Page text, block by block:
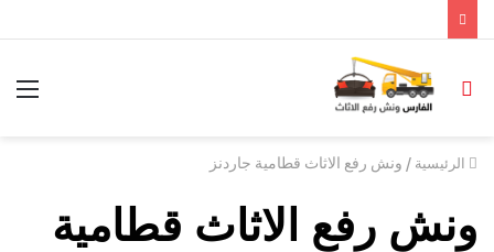
الرئيسية / ونش رفع الاثاث قطامية جاردنز
ونش رفع الاثاث قطامية